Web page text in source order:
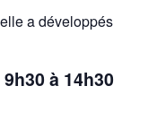
a développés
à 14h30